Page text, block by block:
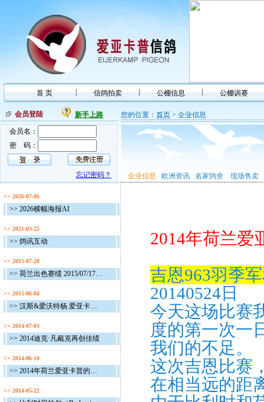
首 页 信鸽拍卖 公棚信息 公棚训赛
会员登陆
新手上路
会员名：
密 码：
忘记密码？
>> 2026-07-06
>> 2026横幅海报AI
>> 2021-03-25
>> 鸽讯互动
>> 2015-07-28
>> 荷兰出色赛绩 2015/07/17 - 2015/07/19
>> 2015-06-04
>> 汉斯&爱沃特杨.爱亚卡普连续夺魁：囊括索斯通冠、亚军和NPO基恩冠军 !
>> 2014-07-03
>> 2014迪克·凡戴克再创佳绩
>> 2014-06-10
>> 2014年荷兰爱亚卡普的最新赛绩
>> 2014-05-22
您的位置： 首页 > 企业信息
企业信息 欧洲资讯 名家鸽舍 现场售卖
2014年荷兰爱
吉恩963羽季
20140524日
今天这场比赛
度的第一次一
我们的不足。
这次吉恩比赛
在相当远的距